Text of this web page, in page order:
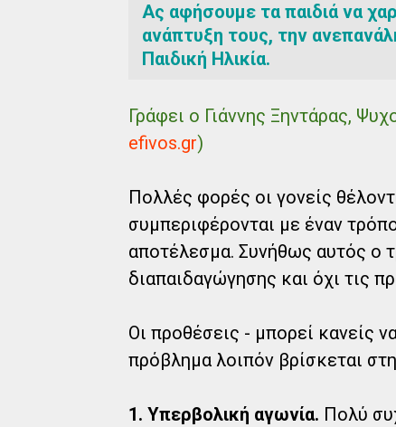
Ας αφήσουμε τα παιδιά να
ανάπτυξη τους, την
Παιδική Ηλικία.
Γράφει ο Γιάννης Ξηντάρας,
efivos.gr)
Πολλές φορές οι γονείς
συμπεριφέρονται με έναν
αποτέλεσμα. Συνήθως αυτός ο
διαπαιδαγώγησης και όχι τις
Οι προθέσεις - μπορεί κανείς
πρόβλημα λοιπόν βρίσκεται
1. Υπερβολική αγωνία. Πολύ